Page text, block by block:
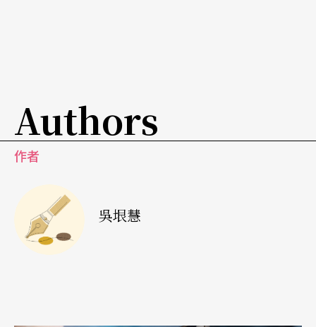
場面留駐日本這項獨特傳統文化場域及其氛圍；另
一種手法則是篠山以一部相機移動、改變角度拍
攝，再進行畫面拼接，如《刺青》裡龍鳳滿身、令
同一群人以多張畫面拼接出來的紋身大觀。
Authors
作者
吳垠慧